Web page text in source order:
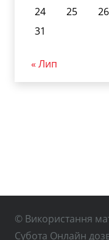
24
25 26
31
« Лип
© Використання
Субота Онлайн